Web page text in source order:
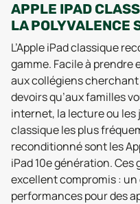
APPLE IPAD
LA POLYVALENCE
L’Apple iPad classique
gamme. Facile à prendre
aux collégiens
devoirs qu’aux familles
internet, la lecture ou les
classique les plus
reconditionné sont les
iPad 10e génération.
excellent compromis :
performances pour des